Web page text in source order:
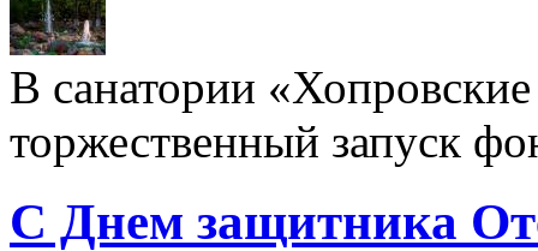
В санатории «Хопровские
торжественный запуск
С Днем защитника